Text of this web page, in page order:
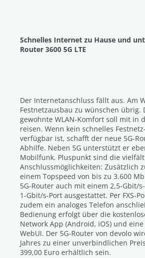
Schnelles Internet zu Hause und
Router 3600 5G LTE
Der Internetanschluss fällt aus. Am
Festnetzausbau zu wünschen übrig.
gewohnte WLAN-Komfort soll mit in
reisen. Wenn kein schnelles
verfügbar ist, schafft der neue 5G-
Abhilfe. Neben 5G unterstützt er
Mobilfunk. Pluspunkt sind die
Anschlussmöglichkeiten: Zusätzlich
einem Topspeed von bis zu 3.600
5G-Router auch mit einem 2,5-Gbit/
1-Gbit/s-Port ausgestattet. Per FXS-
zudem ein analoges Telefon
Bedienung erfolgt über die
Network App (Android, iOS) und
WebUI. Der 5G-Router von devolo
Jahres zu einer unverbindlichen
399,00 Euro erhältlich sein.